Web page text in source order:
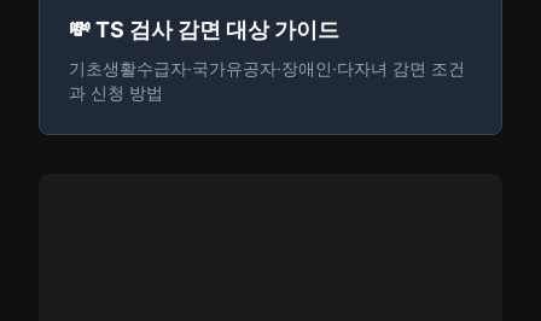
💸 TS 검사 감면 대상 가이드
기초생활수급자·국가유공자·장애인·다자녀 감면 조건
과 신청 방법